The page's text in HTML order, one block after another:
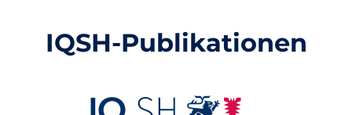
IQSH-Publikationen